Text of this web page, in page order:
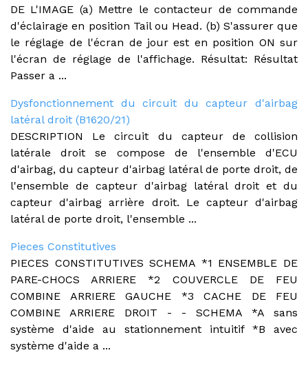
DE L'IMAGE (a) Mettre le contacteur de commande
d'éclairage en position Tail ou Head. (b) S'assurer que
le réglage de l'écran de jour est en position ON sur
l'écran de réglage de l'affichage. Résultat: Résultat
Passer a ...
Dysfonctionnement du circuit du capteur d'airbag
latéral droit (B1620/21)
DESCRIPTION Le circuit du capteur de collision
latérale droit se compose de l'ensemble d'ECU
d'airbag, du capteur d'airbag latéral de porte droit, de
l'ensemble de capteur d'airbag latéral droit et du
capteur d'airbag arrière droit. Le capteur d'airbag
latéral de porte droit, l'ensemble ...
Pieces Constitutives
PIECES CONSTITUTIVES SCHEMA *1 ENSEMBLE DE
PARE-CHOCS ARRIERE *2 COUVERCLE DE FEU
COMBINE ARRIERE GAUCHE *3 CACHE DE FEU
COMBINE ARRIERE DROIT - - SCHEMA *A sans
système d'aide au stationnement intuitif *B avec
système d'aide a ...